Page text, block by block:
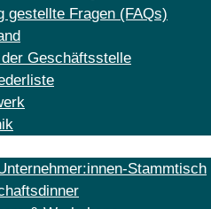
gestellte Fragen (FAQs)
der Geschäftsstelle
Stammtisch